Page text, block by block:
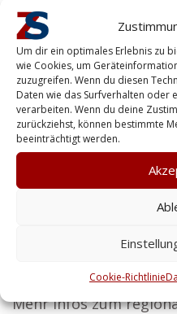
Um dir ein optimales Erlebnis zu
wie Cookies, um
zuzugreifen. Wenn du diesen
Daten wie das Surfverhalten oder
verarbeiten. Wenn du deine
zurückziehst, können bestimmte
beeinträchtigt werden.
Cookie-Richtlinie
Isabell aus Achim hat
Unsere Mission ist es,
entwickeln, die
zugleich sind.
Von Personenschutz
wir bieten
brauchen. Für
unverzichtbares
Unternehmen
Mitarbeiter sicher und
Mehr Infos zum